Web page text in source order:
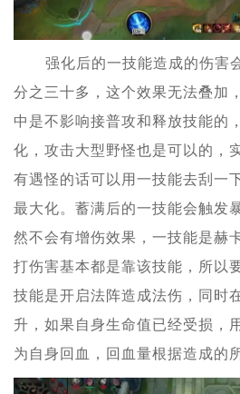
强化后的一技能造成的伤害
分之三十多，这个效果无法叠加
中是不影响接普攻和释放技能的
化，攻击大型野怪也是可以的，
有遇怪的话可以用一技能去刮一
最大化。蓄满后的一技能会触发
然不会有增伤效果，一技能是赫
打伤害基本都是靠该技能，所以
技能是开启法阵造成法伤，同时
升，如果自身生命值已经受损，
为自身回血，回血量根据造成的